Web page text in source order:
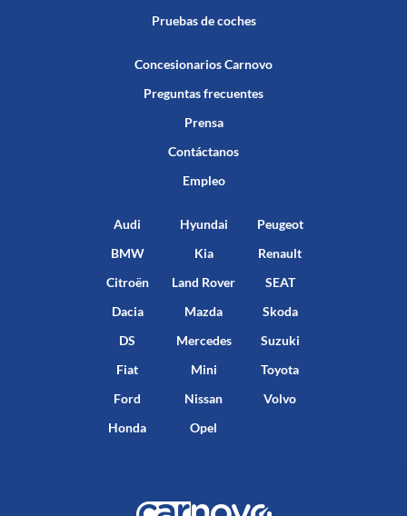
Pruebas de coches
Concesionarios Carnovo
Preguntas frecuentes
Prensa
Contáctanos
Empleo
Audi
BMW
Citroën
Dacia
DS
Fiat
Ford
Honda
Hyundai
Kia
Land Rover
Mazda
Mercedes
Mini
Nissan
Opel
Peugeot
Renault
SEAT
Skoda
Suzuki
Toyota
Volvo